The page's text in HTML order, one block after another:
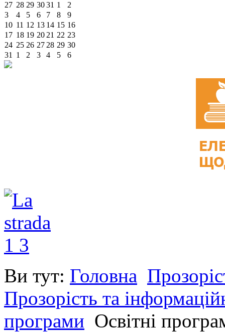
27 28 29 3031 1
2
3
4 5 6 7 8
9
10 11 12 13 14 15 16
17 18 19 20 21 22 23
24 25 26 27 28 29 30
31
1 2 3 4 5 6
Ви тут: Головна
Прозорість та
програми Освітні